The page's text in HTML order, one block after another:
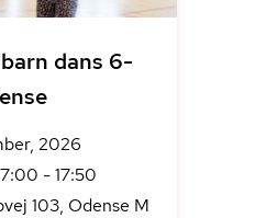
dans 6-
2026
- 17:50
103, Odense M